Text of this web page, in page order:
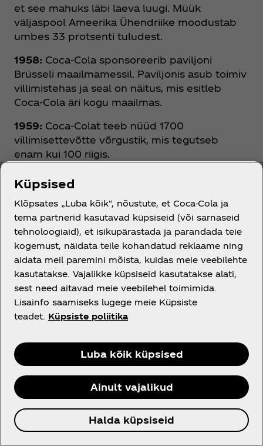
et see mahuks läbi laeva luugi. Müük
väljaspool Ameerika Ühendriike moodustab
umbes 33 protsenti tuludest.
1958: Coca‑Cola sponsoreerib paviljoni
Brüsseli maailmamessil. Paviljonis asub toimiv
villimistehas ja seal on näitus, mis esitleb
Coca‑Cola äri kogu maailmas.
1959: Coca‑Colat teeb nüüd 1700
villimisettevõtte võrgustik, mis tegutseb
enam kui 100 riigis.
1960ndad
"See on tõeline asi"
Küpsised
Klõpsates „Luba kõik“, nõustute, et Coca-Cola ja
tema partnerid kasutavad küpsiseid (või sarnaseid
tehnoloogiaid), et isikupärastada ja parandada teie
kogemust, näidata teile kohandatud reklaame ning
aidata meil paremini mõista, kuidas meie veebilehte
kasutatakse. Vajalikke küpsiseid kasutatakse alati,
sest need aitavad meie veebilehel toimimida.
Lisainfo saamiseks lugege meie Küpsiste
teadet. Küpsiste poliitika
Luba kõik küpsised
Ainult vajalikud
Halda küpsiseid